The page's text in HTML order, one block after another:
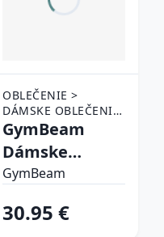
OBLEČENIE >
DÁMSKE OBLEČENIE
> TEPLÁKY A
NOHAVICE
GymBeam
Dámske
tepláky Aura
GymBeam
30.95 €